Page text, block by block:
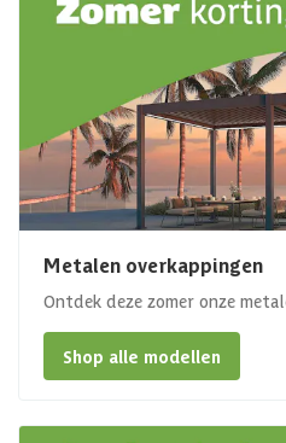
Metalen overkappingen
Ontdek deze zomer onze
Shop alle modellen